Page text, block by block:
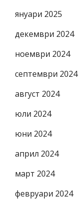
януари 2025
декември 2024
ноември 2024
септември 2024
август 2024
юли 2024
юни 2024
април 2024
март 2024
февруари 2024